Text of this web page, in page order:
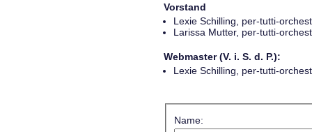
Vorstand
Lexie Schilling, per-tutti-
Larissa Mutter, per-tutti-
Webmaster (V. i. S. d. P.):
Lexie Schilling, per-tutti-
Name: